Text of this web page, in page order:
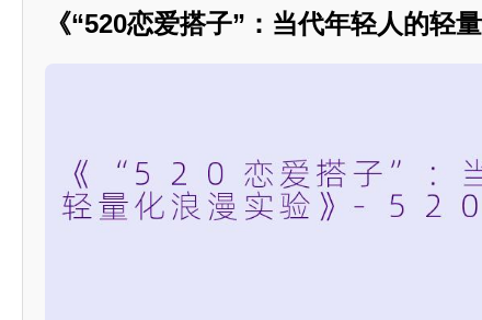
《“520恋爱搭子”：当代年轻人的轻